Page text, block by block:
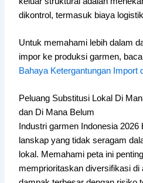
dikontrol, termasuk biaya
Untuk memahami lebih dalam
impor ke produksi garmen,
Bahaya Ketergantungan Import
Peluang Substitusi Lokal Di
dan Di Mana Belum
Industri garmen Indonesia
lanskap yang tidak seragam
lokal. Memahami peta ini
memprioritaskan diversifikasi